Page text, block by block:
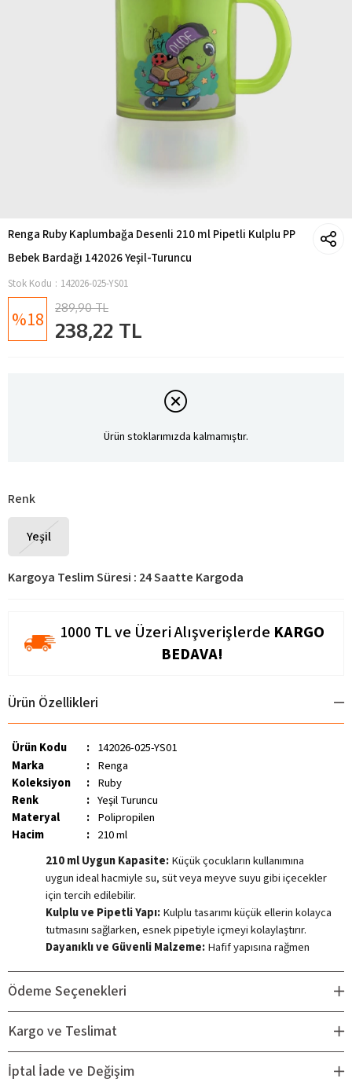
Renga Ruby Kaplumbağa Desenli 210 ml Pipetli Kulplu PP
Bebek Bardağı 142026 Yeşil-Turuncu
Stok Kodu 142026-025-YS01
18 289,90 TL
238,22 TL
Ürün stoklarımızda kalmamıştır.
Renk
Yeşil
Kargoya Teslim Süresi : 24 Saatte Kargoda
1000 TL ve Üzeri Alışverişlerde KARGO
BEDAVA!
Ürün Özellikleri
Ürün Kodu : 142026-025-YS01
Marka
: Renga
Koleksiyon
: Ruby
Renk
: Yeşil Turuncu
Materyal
: Polipropilen
Hacim
: 210 ml
210 ml Uygun Kapasite:Küçük çocukların kullanımına
uygun ideal hacmiyle su, süt veya meyve suyu gibi içecekler
için tercih edilebilir.
Kulplu ve Pipetli Yapı:Kulplu tasarımı küçük ellerin kolayca
tutmasını sağlarken, esnek pipetiyle içmeyi kolaylaştırır.
Dayanıklı ve Güvenli Malzeme:Hafif yapısına rağmen
Çocukların günlük kullanımına uygun, pratik ve güvenli bir
alternatiftir.
Güvenli İçerik:Ebeveynlerin hassasiyetle dikkat ettiği BPA
maddesini içermez; çocuğunuz için güvenle kullanılabilir.
Sevimli Tasarım:Renkli kaplumbağa deseni ve canlı tonları
çocukların ilgisini çeker, içmeyi eğlenceli hale getirir.
Ödeme Seçenekleri
Kargo ve Teslimat
İptal İade ve Değişim